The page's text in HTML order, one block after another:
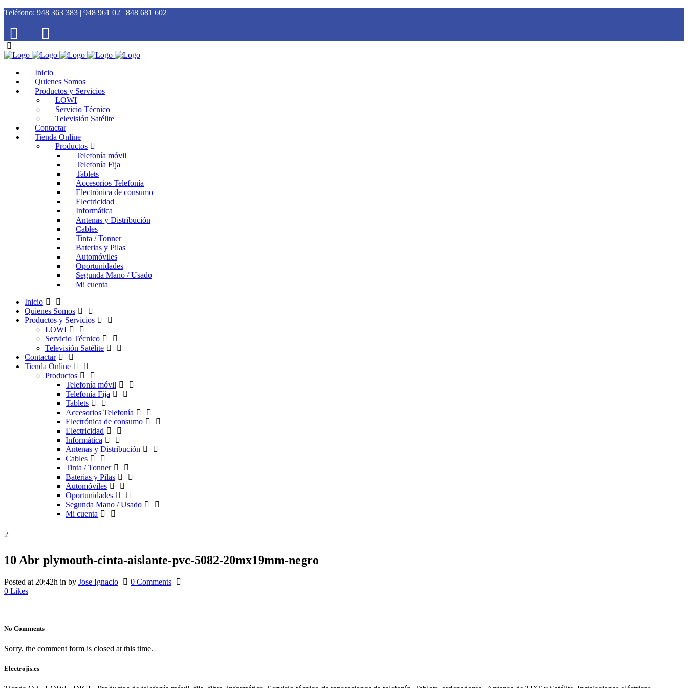
Teléfono: 948 363 383 | 948 961 02 | 848 681 602
Inicio
Quienes Somos
Productos y Servicios
LOWI
Servicio Técnico
Televisión Satélite
Contactar
Tienda Online
Productos
Telefonía móvil
Telefonía Fija
Tablets
Accesorios Telefonía
Electrónica de consumo
Electricidad
Informática
Antenas y Distribución
Cables
Tinta / Tonner
Baterias y Pilas
Automóviles
Oportunidades
Segunda Mano / Usado
Mi cuenta
Inicio
Quienes Somos
Productos y Servicios
LOWI
Servicio Técnico
Televisión Satélite
Contactar
Tienda Online
Productos
Telefonía móvil
Telefonía Fija
Tablets
Accesorios Telefonía
Electrónica de consumo
Electricidad
Informática
Antenas y Distribución
Cables
Tinta / Tonner
Baterias y Pilas
Automóviles
Oportunidades
Segunda Mano / Usado
Mi cuenta
10 Abr plymouth-cinta-aislante-pvc-5082-20mx19mm-negro
Posted at 20:42h in by Jose Ignacio
0 Comments
0 Likes
No Comments
Sorry, the comment form is closed at this time.
Electrojis.es